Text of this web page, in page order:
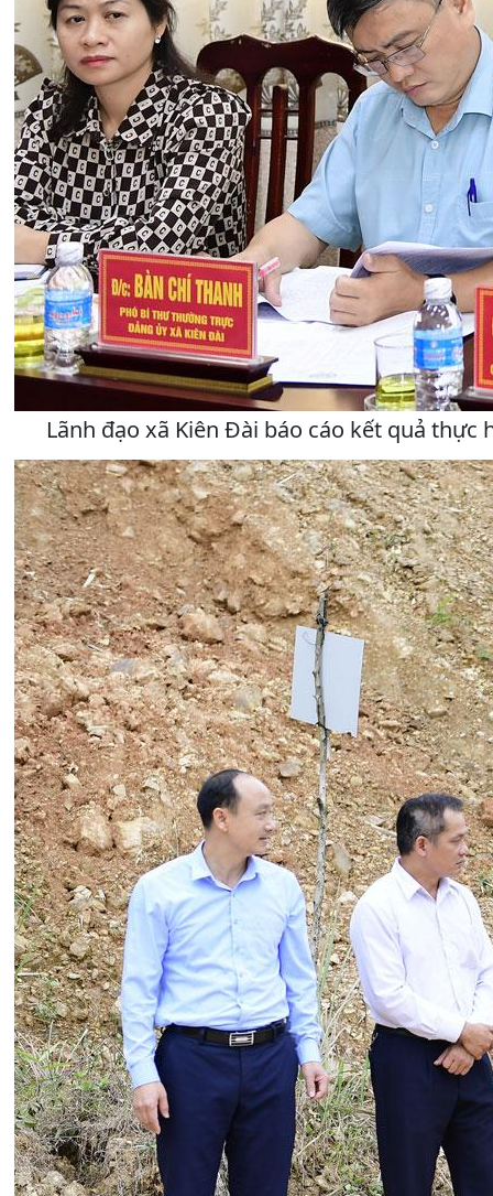
Lãnh đạo xã Kiên Đài báo cáo kết quả